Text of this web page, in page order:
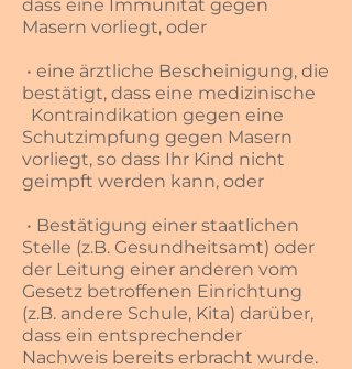
dass eine Immunität gegen
Masern vorliegt, oder
• eine ärztliche Bescheinigung, die
bestätigt, dass eine medizinische
Kontraindikation gegen eine
Schutzimpfung gegen Masern
vorliegt, so dass Ihr Kind nicht
geimpft werden kann, oder
• Bestätigung einer staatlichen
Stelle (z.B. Gesundheitsamt) oder
der Leitung einer anderen vom
Gesetz betroffenen Einrichtung
(z.B. andere Schule, Kita) darüber,
dass ein entsprechender
Nachweis bereits erbracht wurde.